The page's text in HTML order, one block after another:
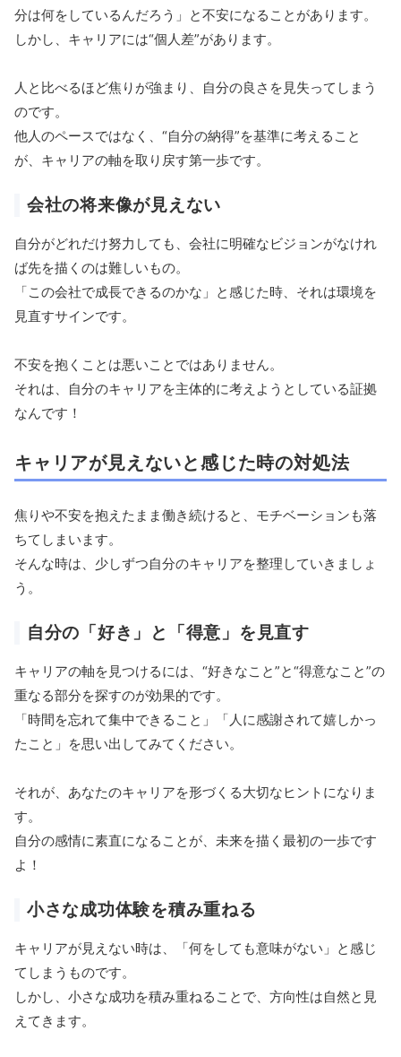
分は何をしているんだろう」と不安になることがあります。
しかし、キャリアには“個人差”があります。
人と比べるほど焦りが強まり、自分の良さを見失ってしまう
のです。
他人のペースではなく、“自分の納得”を基準に考えること
が、キャリアの軸を取り戻す第一歩です。
会社の将来像が見えない
自分がどれだけ努力しても、会社に明確なビジョンがなけれ
ば先を描くのは難しいもの。
「この会社で成長できるのかな」と感じた時、それは環境を
見直すサインです。
不安を抱くことは悪いことではありません。
それは、自分のキャリアを主体的に考えようとしている証拠
なんです！
キャリアが見えないと感じた時の対処法
焦りや不安を抱えたまま働き続けると、モチベーションも落
ちてしまいます。
そんな時は、少しずつ自分のキャリアを整理していきましょ
う。
自分の「好き」と「得意」を見直す
キャリアの軸を見つけるには、“好きなこと”と“得意なこと”の
重なる部分を探すのが効果的です。
「時間を忘れて集中できること」「人に感謝されて嬉しかっ
たこと」を思い出してみてください。
それが、あなたのキャリアを形づくる大切なヒントになりま
す。
自分の感情に素直になることが、未来を描く最初の一歩です
よ！
小さな成功体験を積み重ねる
キャリアが見えない時は、「何をしても意味がない」と感じ
てしまうものです。
しかし、小さな成功を積み重ねることで、方向性は自然と見
えてきます。